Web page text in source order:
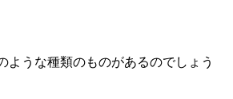
うな種類のものがあるのでしょう